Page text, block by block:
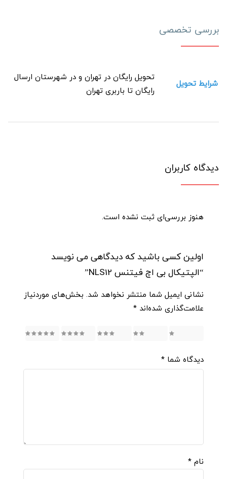
بررسی تخصصی
شرایط تحویل
تحویل رایگان در تهران و در شهرستان ارسال
رایگان تا باربری تهران
دیدگاه کاربران
هنوز بررسی‌ای ثبت نشده است.
اولین کسی باشید که دیدگاهی می نویسد
“الپتیکال بی اچ فیتنس NLS12”
نشانی ایمیل شما منتشر نخواهد شد. بخش‌های موردنیاز
علامت‌گذاری شده‌اند *
5
دیدگاه شما *
نام *